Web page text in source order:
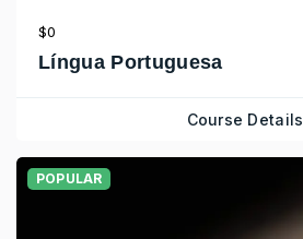
$0
Língua Portuguesa
Course Details
POPULAR